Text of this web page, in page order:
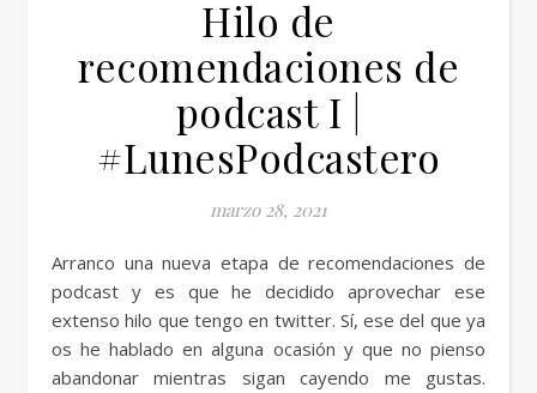
Hilo de
recomendaciones de
podcast I |
#LunesPodcastero
marzo 28, 2021
Arranco una nueva etapa de recomendaciones de
podcast y es que he decidido aprovechar ese
extenso hilo que tengo en twitter. Sí, ese del que ya
os he hablado en alguna ocasión y que no pienso
abandonar mientras sigan cayendo me gustas.